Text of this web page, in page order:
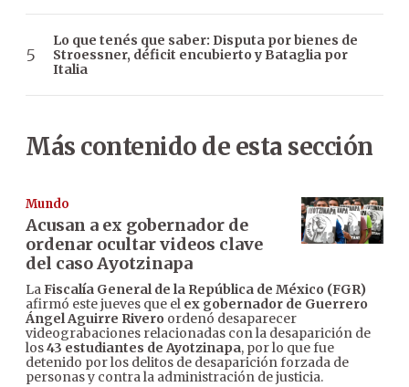
Lo que tenés que saber: Disputa por bienes de
Stroessner, déficit encubierto y Bataglia por
Italia
Más contenido de esta sección
Mundo
Acusan a ex gobernador de
ordenar ocultar videos clave
del caso Ayotzinapa
LaFiscalía General de la República de México (FGR)
afirmó este jueves que el ex gobernador de Guerrero
Ángel Aguirre Rivero ordenó desaparecer
videograbaciones relacionadas con la desaparición de
los43 estudiantes de Ayotzinapa, por lo que fue
detenido por los delitos de desaparición forzada de
personas y contra la administración de justicia.